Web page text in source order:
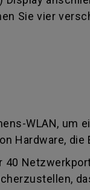
Sie vier
WLAN, um
Hardware,